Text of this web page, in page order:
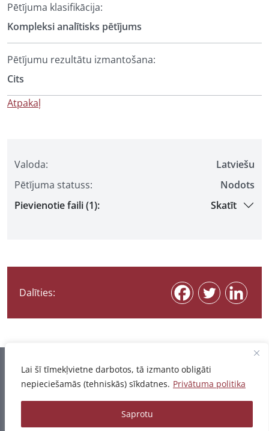
Lai šī tīmekļvietne darbotos, tā izmanto obligāti
nepieciešamās (tehniskās) sīkdatnes. Privātuma politika
Saprotu
Valoda:
Latviešu
Pētījuma statuss:
Nodots
Pievienotie faili (1):
Skatīt
Dalīties:
Pētījuma klasifikācija:
Kompleksi analītisks pētījums
Pētījumu rezultātu izmantošana:
Cits
Atpakaļ
Informācija pēdējo reizi atjaunota 07.08.2026
© 2026 - Pētījumu un publikāciju datubāze